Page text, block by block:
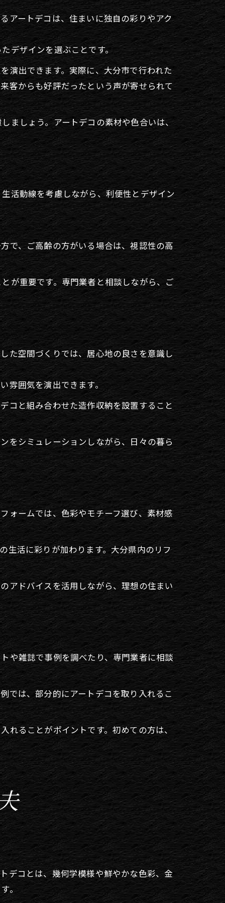
アートデコは、住まいに独自の彩りやアク
デザインを選ぶことです。
演出できます。実際に、大分市で行われた
客からも好評だったという声が寄せられて
ましょう。アートデコの素材や色合いは、
活動線を考慮しながら、利便性とデザイン
で、ご高齢の方がいる場合は、視認性の高
が重要です。専門業者と相談しながら、ご
た空間づくりでは、居心地の良さを意識し
雰囲気を演出できます。
コと組み合わせた造作収納を設置すること
をシミュレーションしながら、日々の暮ら
ォームでは、色彩やモチーフ選び、素材感
生活に彩りが加わります。大分県内のリフ
アドバイスを活用しながら、理想の住まい
や雑誌で事例を調べたり、専門業者に相談
では、部分的にアートデコを取り入れるこ
れることがポイントです。初めての方は、
デコとは、幾何学模様や鮮やかな色彩、金
。